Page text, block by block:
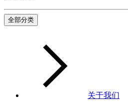
全部分类
关于我们